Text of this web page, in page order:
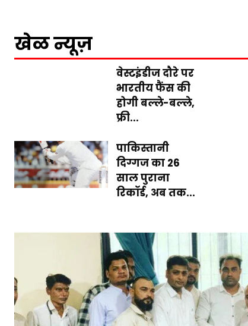
खेळ न्यूज़
वेस्टइंडीज दौरे पर
भारतीय फैंस की
होगी बल्ले-बल्ले,
फ्री...
पाकिस्तानी
दिग्गज का 26
साल पुराना
रिकॉर्ड, अब तक...